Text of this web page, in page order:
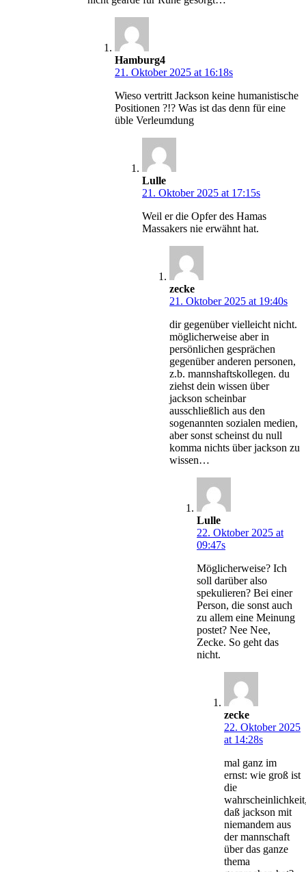
Hamburg4
21. Oktober 2025 at 16:18s
Wieso vertritt Jackson keine humanistische
Positionen ?!? Was ist das denn für eine
üble Verleumdung
Lulle
21. Oktober 2025 at 17:15s
Weil er die Opfer des Hamas
Massakers nie erwähnt hat.
zecke
21. Oktober 2025 at 19:40s
dir gegenüber vielleicht nicht.
möglicherweise aber in
persönlichen gesprächen
gegenüber anderen personen,
z.b. mannshaftskollegen. du
ziehst dein wissen über
jackson scheinbar
ausschließlich aus den
sogenannten sozialen medien,
aber sonst scheinst du null
komma nichts über jackson zu
wissen…
Lulle
22. Oktober 2025 at
09:47s
Möglicherweise? Ich
soll darüber also
spekulieren? Bei einer
Person, die sonst auch
zu allem eine Meinung
postet? Nee Nee,
Zecke. So geht das
nicht.
zecke
22. Oktober 2025
at 14:28s
mal ganz im
ernst: wie groß ist
die
daß jackson mit
niemandem aus
der mannschaft
über das ganze
thema